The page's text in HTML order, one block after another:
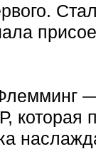
которая